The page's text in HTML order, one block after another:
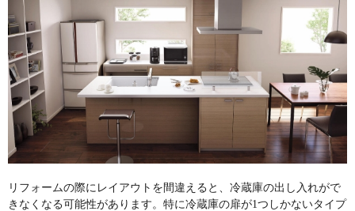
リフォームの際にレイアウトを間違えると、冷蔵庫の出し入れがで
きなくなる可能性があります。特に冷蔵庫の扉が1つしかないタイプ